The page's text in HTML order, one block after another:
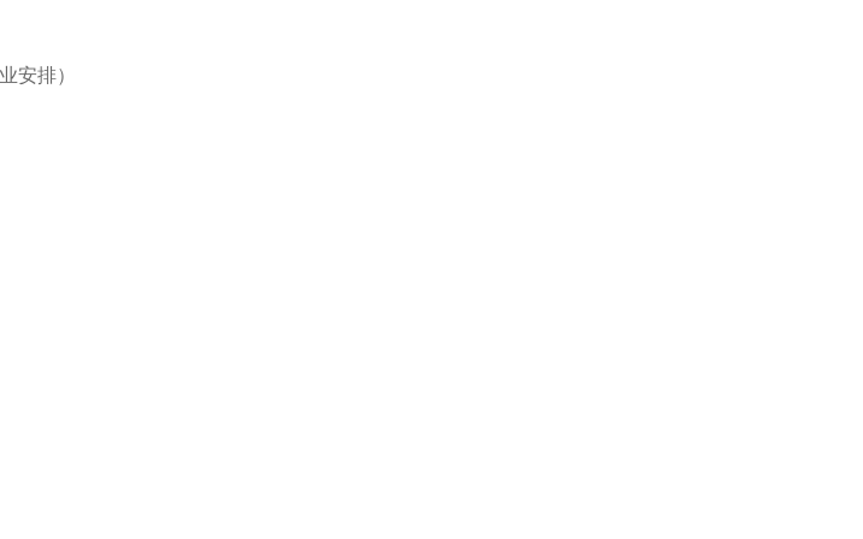
安排）